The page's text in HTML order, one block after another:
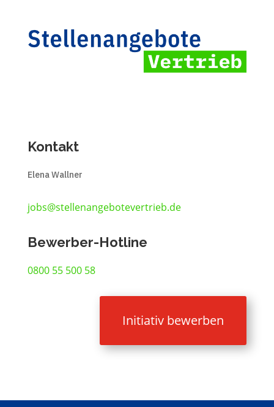
Kontakt
Elena Wallner
jobs@stellenangebotevertrieb.de
Bewerber-Hotline
0800 55 500 58
Initiativ bewerben